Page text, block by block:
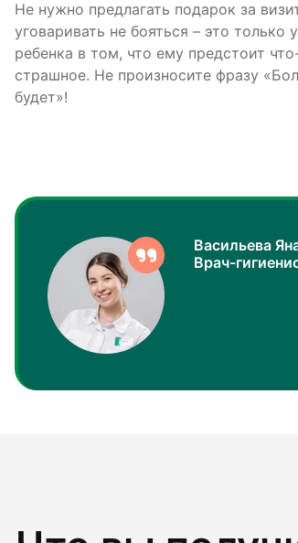
Не нужно предлагать подарок за
уговаривать не бояться – это только
ребенка в том, что ему предстоит
страшное. Не произносите фразу
будет»!
Васильева
Врач-